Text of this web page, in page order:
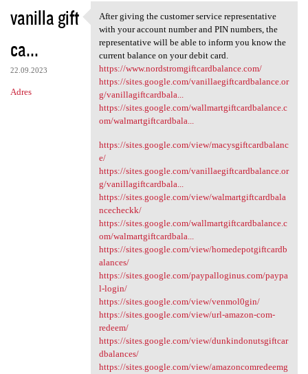
t
a
r
z
vanilla gift
ca...
22.09.2023
Adres
After giving the customer
After giving the customer service representative
with your account number and PIN numbers, the
representative will be able to inform you know the
current balance on your debit card.
https://www.nordstromgiftcardbalance.com/
https://sites.google.com/vanillaegiftcardbalance.or
g/vanillagiftcardbala...
https://sites.google.com/wallmartgiftcardbalance.c
om/walmartgiftcardbala...
https://sites.google.com/view/macysgiftcardbalanc
e/
https://sites.google.com/vanillaegiftcardbalance.or
g/vanillagiftcardbala...
https://sites.google.com/view/walmartgiftcardbala
ncecheckk/
https://sites.google.com/wallmartgiftcardbalance.c
om/walmartgiftcardbala...
https://sites.google.com/view/homedepotgiftcardb
alances/
https://sites.google.com/paypalloginus.com/paypa
l-login/
https://sites.google.com/view/venmol0gin/
https://sites.google.com/view/url-amazon-com-
redeem/
https://sites.google.com/view/dunkindonutsgiftcar
dbalances/
https://sites.google.com/view/amazoncomredeemg